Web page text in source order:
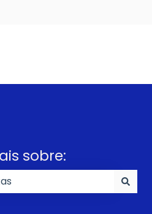
submenu para traduções
sobre: